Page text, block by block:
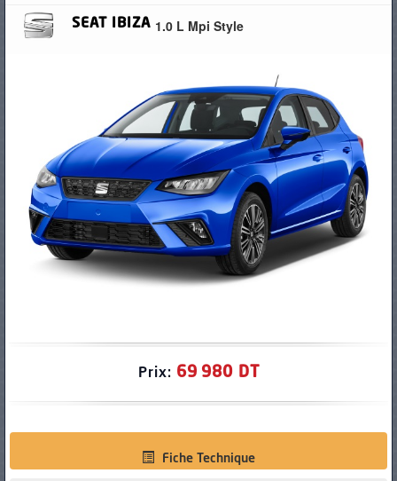
SEAT IBIZA 1.0 L Mpi Style
Prix: 69 980 DT
Fiche Technique
D'OCCASION
PNEUS